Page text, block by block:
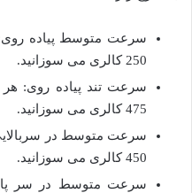
250 کالری می سوزانید.
475 کالری می سوزانید.
450 کالری می سوزانید.